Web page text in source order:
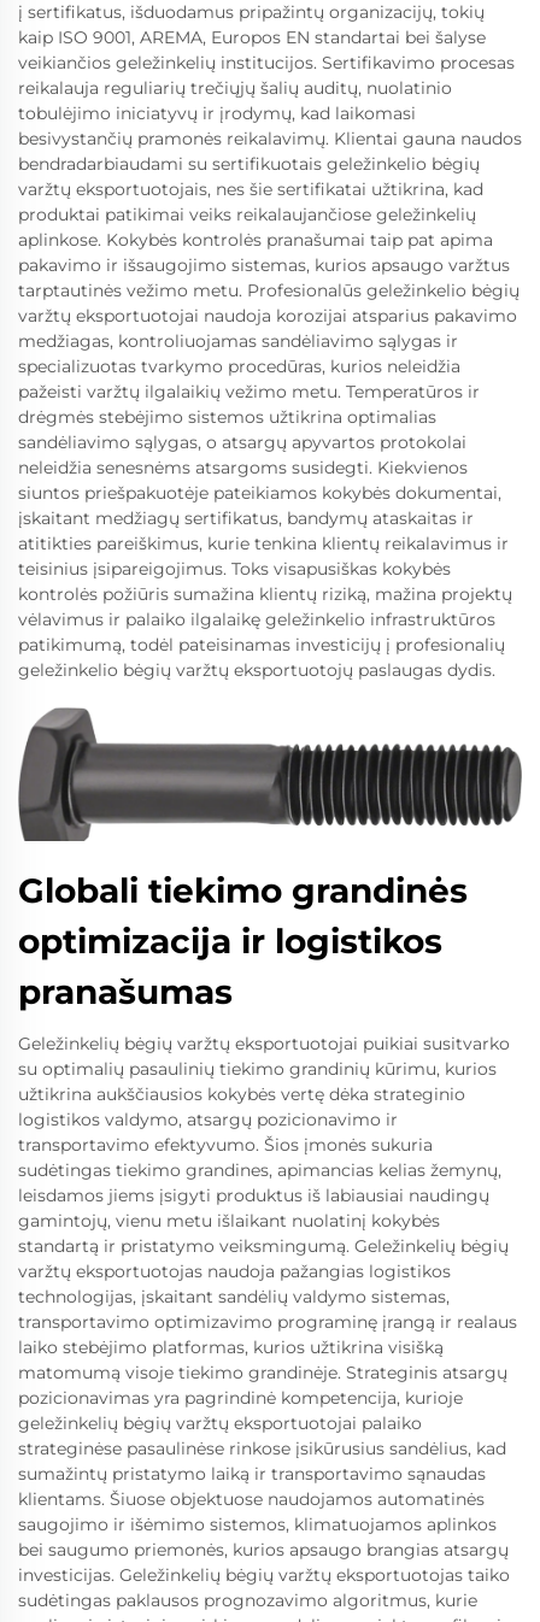
į sertifikatus, išduodamus pripažintų organizacijų, tokių
kaip ISO 9001, AREMA, Europos EN standartai bei šalyse
veikiančios geležinkelių institucijos. Sertifikavimo procesas
reikalauja reguliarių trečiųjų šalių auditų, nuolatinio
tobulėjimo iniciatyvų ir įrodymų, kad laikomasi
besivystančių pramonės reikalavimų. Klientai gauna naudos
bendradarbiaudami su sertifikuotais geležinkelio bėgių
varžtų eksportuotojais, nes šie sertifikatai užtikrina, kad
produktai patikimai veiks reikalaujančiose geležinkelių
aplinkose. Kokybės kontrolės pranašumai taip pat apima
pakavimo ir išsaugojimo sistemas, kurios apsaugo varžtus
tarptautinės vežimo metu. Profesionalūs geležinkelio bėgių
varžtų eksportuotojai naudoja korozijai atsparius pakavimo
medžiagas, kontroliuojamas sandėliavimo sąlygas ir
specializuotas tvarkymo procedūras, kurios neleidžia
pažeisti varžtų ilgalaikių vežimo metu. Temperatūros ir
drėgmės stebėjimo sistemos užtikrina optimalias
sandėliavimo sąlygas, o atsargų apyvartos protokolai
neleidžia senesnėms atsargoms susidegti. Kiekvienos
siuntos priešpakuotėje pateikiamos kokybės dokumentai,
įskaitant medžiagų sertifikatus, bandymų ataskaitas ir
atitikties pareiškimus, kurie tenkina klientų reikalavimus ir
teisinius įsipareigojimus. Toks visapusiškas kokybės
kontrolės požiūris sumažina klientų riziką, mažina projektų
vėlavimus ir palaiko ilgalaikę geležinkelio infrastruktūros
patikimumą, todėl pateisinamas investicijų į profesionalių
geležinkelio bėgių varžtų eksportuotojų paslaugas dydis.
Globali tiekimo grandinės
optimizacija ir logistikos
pranašumas
Geležinkelių bėgių varžtų eksportuotojai puikiai susitvarko
su optimalių pasaulinių tiekimo grandinių kūrimu, kurios
užtikrina aukščiausios kokybės vertę dėka strateginio
logistikos valdymo, atsargų pozicionavimo ir
transportavimo efektyvumo. Šios įmonės sukuria
sudėtingas tiekimo grandines, apimancias kelias žemynų,
leisdamos jiems įsigyti produktus iš labiausiai naudingų
gamintojų, vienu metu išlaikant nuolatinį kokybės
standartą ir pristatymo veiksmingumą. Geležinkelių bėgių
varžtų eksportuotojas naudoja pažangias logistikos
technologijas, įskaitant sandėlių valdymo sistemas,
transportavimo optimizavimo programinę įrangą ir realaus
laiko stebėjimo platformas, kurios užtikrina visišką
matomumą visoje tiekimo grandinėje. Strateginis atsargų
pozicionavimas yra pagrindinė kompetencija, kurioje
geležinkelių bėgių varžtų eksportuotojai palaiko
strateginėse pasaulinėse rinkose įsikūrusius sandėlius, kad
sumažintų pristatymo laiką ir transportavimo sąnaudas
klientams. Šiuose objektuose naudojamos automatinės
saugojimo ir išėmimo sistemos, klimatuojamos aplinkos
bei saugumo priemonės, kurios apsaugo brangias atsargų
investicijas. Geležinkelių bėgių varžtų eksportuotojas taiko
sudėtingas paklausos prognozavimo algoritmus, kurie